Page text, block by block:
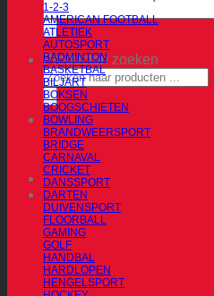
Producten zoeken
1-2-3
AMERICAN FOOTBALL
ATLETIEK
AUTOSPORT
BADMINTON
BASKETBAL
BILJART
BOKSEN
BOOGSCHIETEN
BOWLING
BRANDWEERSPORT
BRIDGE
CARNAVAL
CRICKET
DANSSPORT
DARTEN
DUIVENSPORT
FLOORBALL
GAMING
GOLF
HANDBAL
HARDLOPEN
HENGELSPORT